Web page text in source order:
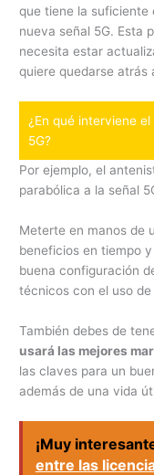
que tiene la suficiente
nueva señal 5G. Esta
necesita estar
quiere quedarse atrás
¿En qué interviene
5G?
Por ejemplo, el
parabólica a la señal
Meterte en manos de
beneficios en tiempo
buena configuración
técnicos con el uso
También debes de
usará las mejores
las claves para un
además de una vida
¡Muy
entre las